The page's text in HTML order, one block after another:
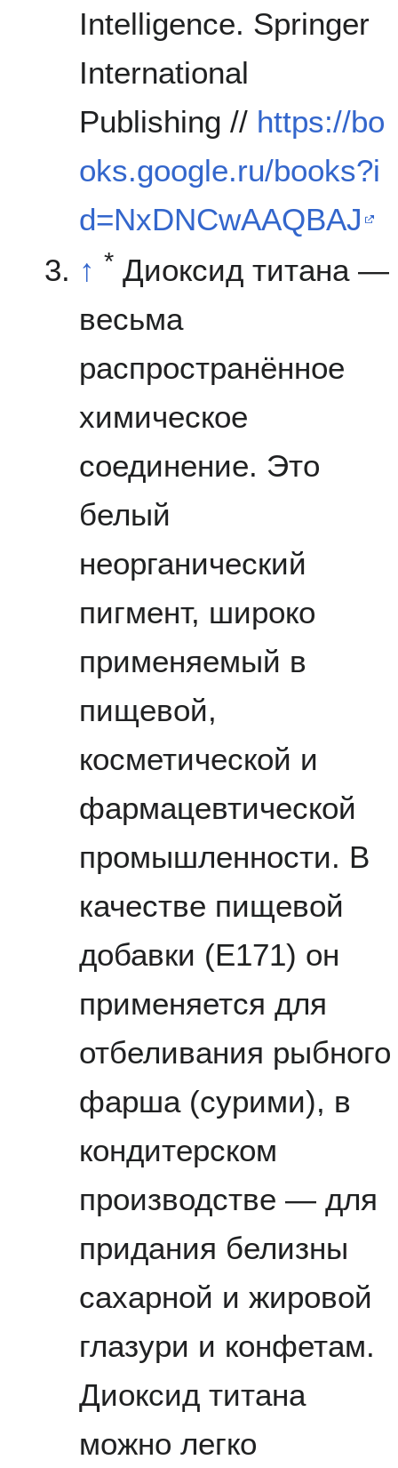
Intelligence. Springer
International
Publishing // https://bo
oks.google.ru/books?i
d=NxDNCwAAQBAJ
↑ * Диоксид титана —
весьма
распространённое
химическое
соединение. Это
белый
неорганический
пигмент, широко
применяемый в
пищевой,
косметической и
фармацевтической
промышленности. В
качестве пищевой
добавки (E171) он
применяется для
отбеливания рыбного
фарша (сурими), в
кондитерском
производстве — для
придания белизны
сахарной и жировой
глазури и конфетам.
Диоксид титана
можно легко